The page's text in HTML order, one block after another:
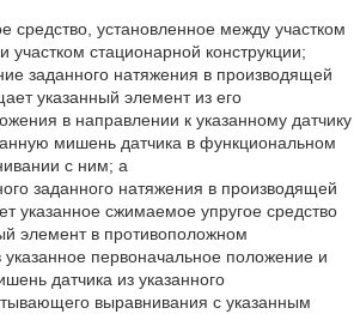
средство, установленное между участком
участком стационарной конструкции;
заданного натяжения в производящей
указанный элемент из его
в направлении к указанному датчику
мишень датчика в функциональном
с ним; а
заданного натяжения в производящей
указанное сжимаемое упругое средство
элемент в противоположном
первоначальное положение и
датчика из указанного
выравнивания с указанным